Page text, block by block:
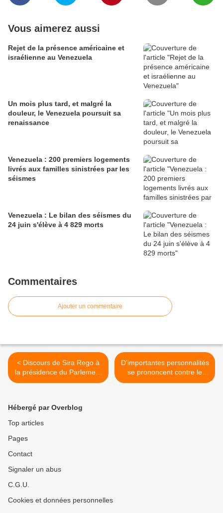
Vous aimerez aussi
Rejet de la présence américaine et
israélienne au Venezuela
Un mois plus tard, et malgré la
douleur, le Venezuela poursuit sa
renaissance
Venezuela : 200 premiers logements
livrés aux familles sinistrées par les
séismes
Venezuela : Le bilan des séismes du
24 juin s'élève à 4 829 morts
Commentaires
Ajouter un commentaire
< Discours de Sira Rego à
la présidence du Parlement
européen
D'importantes personnalités
se prononcent contre le
blocus sur les ondes de
Hébergé par Overblog
Top articles
Pages
Contact
Signaler un abus
C.G.U.
Cookies et données personnelles